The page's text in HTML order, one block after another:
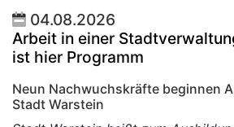
04.08.2026
Arbeit in einer
ist hier Programm
Neun Nachwuchskräfte beginnen
Stadt Warstein